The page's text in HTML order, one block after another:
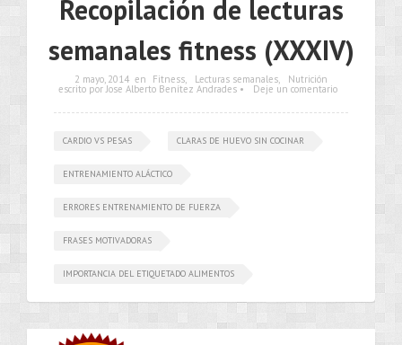
Recopilación de lecturas
semanales fitness (XXXIV)
2 mayo, 2014 en Fitness Lecturas semanales Nutrición
escrito por Jose Alberto Benítez Andrades • Deje un comentario
CARDIO VS PESAS CLARAS DE HUEVO SIN COCINAR
ENTRENAMIENTO ALÁCTICO
ERRORES ENTRENAMIENTO DE FUERZA
FRASES MOTIVADORAS
IMPORTANCIA DEL ETIQUETADO ALIMENTOS